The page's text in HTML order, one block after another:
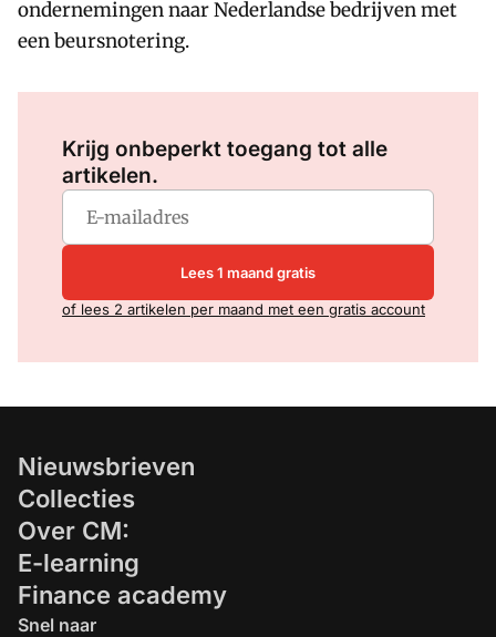
ondernemingen naar Nederlandse bedrijven met
een beursnotering.
Krijg onbeperkt toegang tot alle
artikelen.
Lees 1 maand gratis
of lees 2 artikelen per maand met een gratis account
Nieuwsbrieven
Collecties
Over CM:
E-learning
Finance academy
Snel naar